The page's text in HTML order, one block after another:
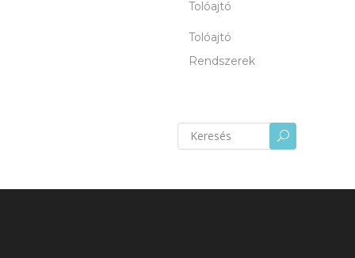
Tolóajtó
Tolóajtó
Rendszerek
Keresés
erre:
U